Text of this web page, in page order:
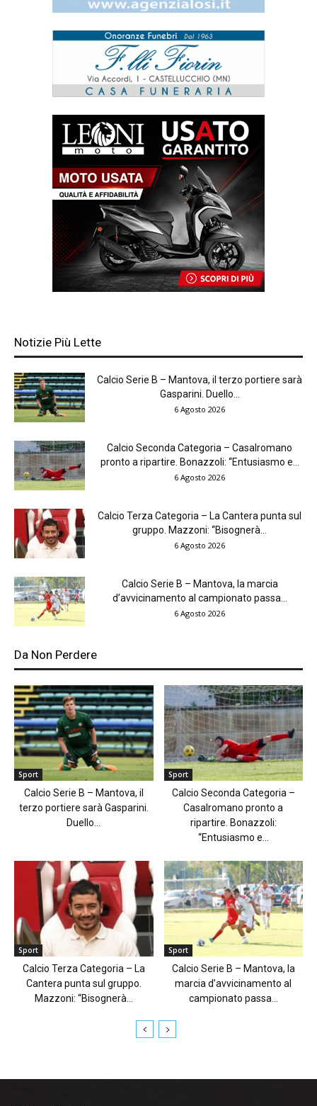
Notizie Più Lette
Calcio Serie B – Mantova, il terzo portiere sarà
Gasparini. Duello...
6 Agosto 2026
Calcio Seconda Categoria – Casalromano
pronto a ripartire. Bonazzoli: “Entusiasmo e...
6 Agosto 2026
Calcio Terza Categoria – La Cantera punta sul
gruppo. Mazzoni: “Bisognerà...
6 Agosto 2026
Calcio Serie B – Mantova, la marcia
d’avvicinamento al campionato passa...
6 Agosto 2026
Da Non Perdere
Sport
Calcio Serie B – Mantova, il
terzo portiere sarà Gasparini.
Duello...
Sport
Calcio Seconda Categoria –
Casalromano pronto a
ripartire. Bonazzoli:
“Entusiasmo e...
Sport
Calcio Terza Categoria – La
Cantera punta sul gruppo.
Mazzoni: “Bisognerà...
Sport
Calcio Serie B – Mantova, la
marcia d’avvicinamento al
campionato passa...